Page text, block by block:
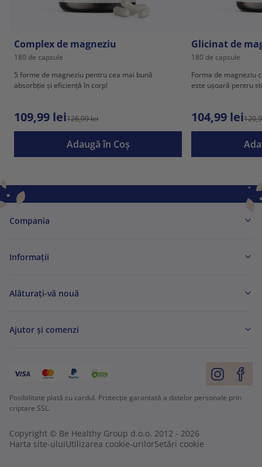
Complex de magneziu
180 de capsule
5 forme de magneziu pentru cea mai bună
absorbție și eficiență în corp!
109,99 lei126,99 lei
Adaugă în Coş
Glicinat de
180 de capsule
Forma de magneziu
este ușoară pentru
104,99 lei
Compania
Informaţii
Alăturați-vă nouă
Ajutor și comenzi
Posibilitate plată cu cardul. Protecție garantată a datelor personale prin
criptare SSL.
Copyright © Be Healthy Group d.o.o. 2012 - 2026
Harta site-uluiUtilizarea cookie-urilorSetări cookie